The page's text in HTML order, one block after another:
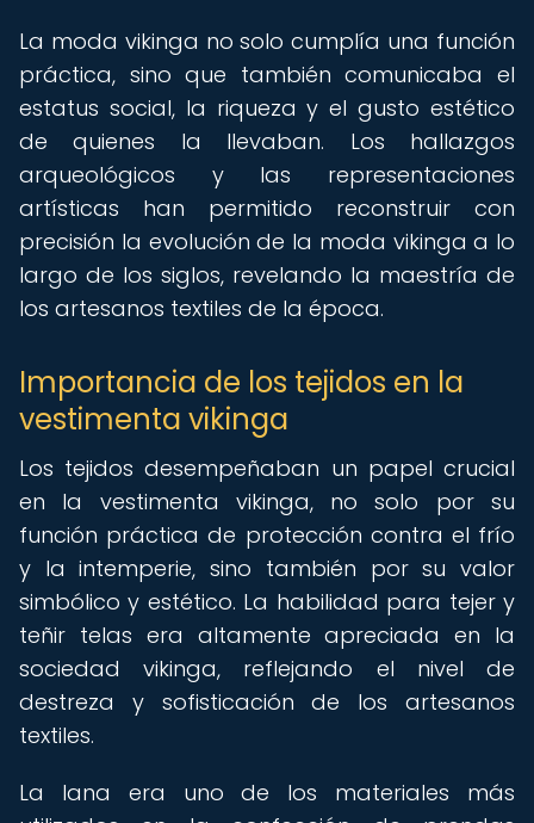
La moda vikinga no solo cumplía una función
práctica, sino que también comunicaba el
estatus social, la riqueza y el gusto estético
de quienes la llevaban. Los hallazgos
arqueológicos y las representaciones
artísticas han permitido reconstruir con
precisión la evolución de la moda vikinga a lo
largo de los siglos, revelando la maestría de
los artesanos textiles de la época.
Importancia de los tejidos en la
vestimenta vikinga
Los tejidos desempeñaban un papel crucial
en la vestimenta vikinga, no solo por su
función práctica de protección contra el frío
y la intemperie, sino también por su valor
simbólico y estético. La habilidad para tejer y
teñir telas era altamente apreciada en la
sociedad vikinga, reflejando el nivel de
destreza y sofisticación de los artesanos
textiles.
La lana era uno de los materiales más